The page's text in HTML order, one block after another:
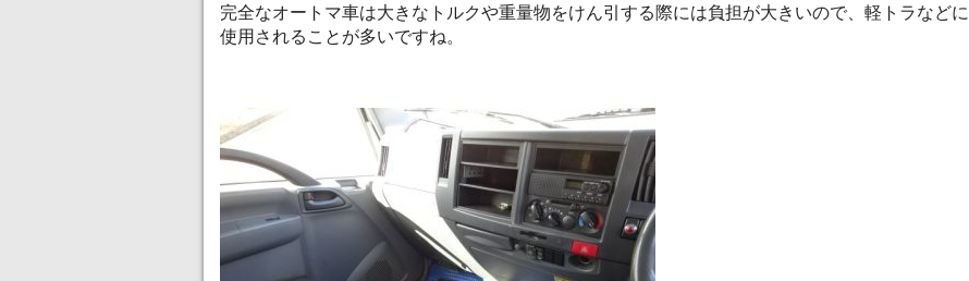
完全なオートマ車は大きなトルクや重量物をけん引する際には負担が大きいので、軽トラなどに
使用されることが多いですね。